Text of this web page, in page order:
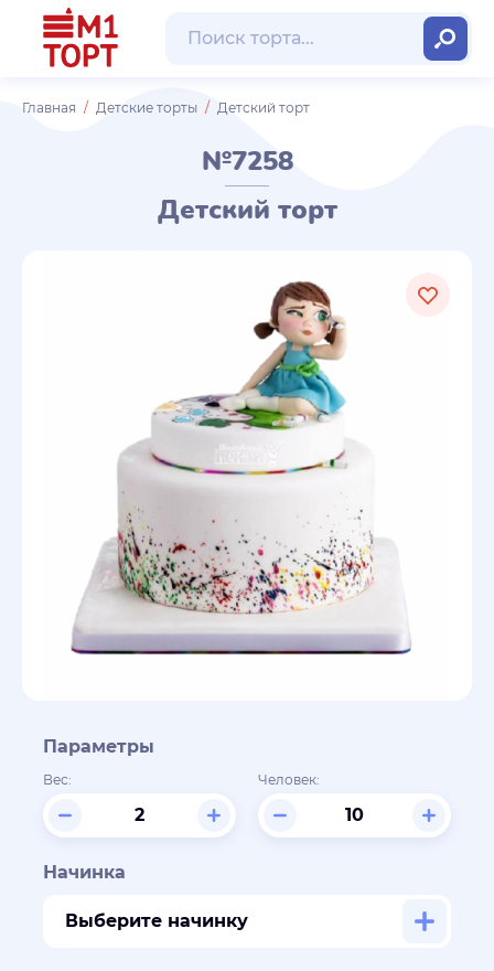
Главная Детские торты Детский торт
№7258
Детский торт
Параметры
Вес: Человек:
Начинка
Выберите начинку